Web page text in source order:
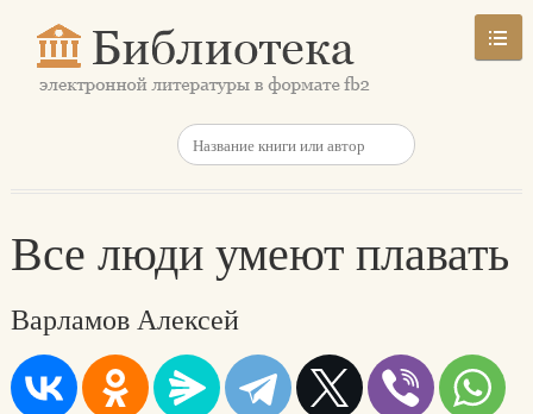
Все люди умеют плавать
Варламов Алексей